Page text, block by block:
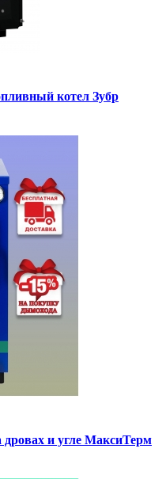
котел Зубр
и угле МаксиТерм